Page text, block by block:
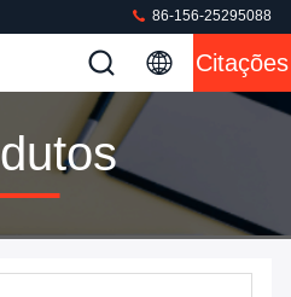
86-156-25295088
Citações